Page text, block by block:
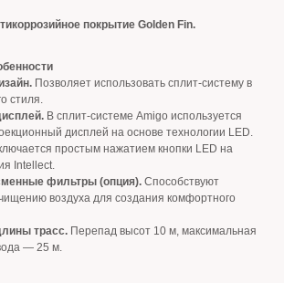
покрытие Golden Fin.
Позволяет использовать сплит-систему в
стиля.
В сплит-системе Amigo используется
дисплей на основе технологии LED.
простым нажатием кнопки LED на
Intellect.
фильтры (опция). Способствуют
воздуха для создания комфортного
трасс. Перепад высот 10 м, максимальная
— 25 м.